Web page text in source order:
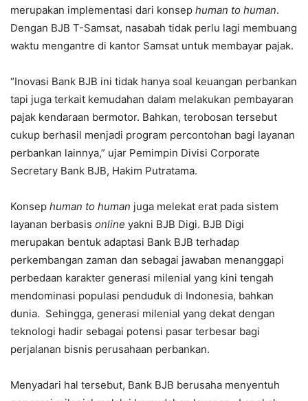
merupakan implementasi dari konsep human to human.
Dengan BJB T-Samsat, nasabah tidak perlu lagi membuang
waktu mengantre di kantor Samsat untuk membayar pajak.
“Inovasi Bank BJB ini tidak hanya soal keuangan perbankan
tapi juga terkait kemudahan dalam melakukan pembayaran
pajak kendaraan bermotor. Bahkan, terobosan tersebut
cukup berhasil menjadi program percontohan bagi layanan
perbankan lainnya,” ujar Pemimpin Divisi Corporate
Secretary Bank BJB, Hakim Putratama.
Konsep human to human juga melekat erat pada sistem
layanan berbasis online yakni BJB Digi. BJB Digi
merupakan bentuk adaptasi Bank BJB terhadap
perkembangan zaman dan sebagai jawaban menanggapi
perbedaan karakter generasi milenial yang kini tengah
mendominasi populasi penduduk di Indonesia, bahkan
dunia. Sehingga, generasi milenial yang dekat dengan
teknologi hadir sebagai potensi pasar terbesar bagi
perjalanan bisnis perusahaan perbankan.
Menyadari hal tersebut, Bank BJB berusaha menyentuh